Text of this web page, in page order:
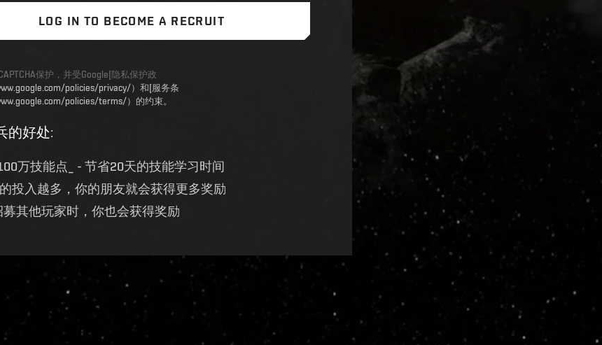
LOG IN TO BECOME A RECRUIT
保护，并受Google[隐私保护政
policies/privacy/）和[服务条
policies/terms/）的约束。
的好处:
万技能点_ - 节省20天的技能学习时间
的投入越多，你的朋友就会获得更多奖励
募其他玩家时，你也会获得奖励
api/v1 Flag is